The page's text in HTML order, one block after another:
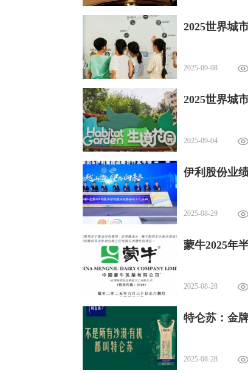
2025世界城
2025-09-08
2025世界城
2025-09-04
伊利股份业
2025-08-29
蒙牛2025年
2025-08-28
特仑苏：金
2025-08-28